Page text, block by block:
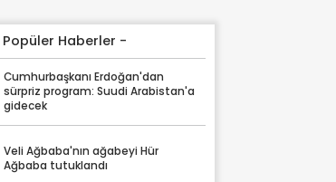
Haberler -
Cumhurbaşkanı Erdoğan'dan
sürpriz program: Suudi Arabistan'a
gidecek
Veli Ağbaba'nın ağabeyi Hür
Ağbaba tutuklandı